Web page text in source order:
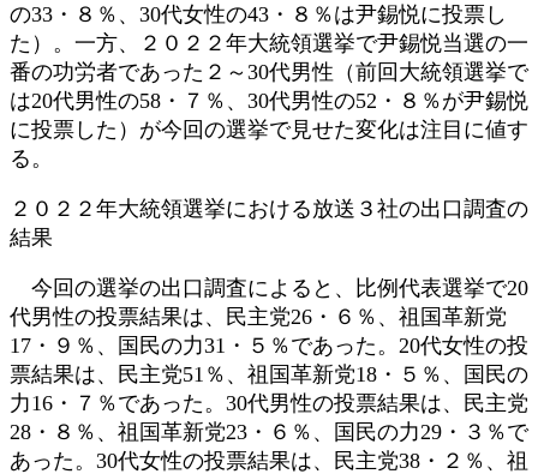
の33・８％、30代女性の43・８％は尹錫悦に投票し
た）。一方、２０２２年大統領選挙で尹錫悦当選の一
番の功労者であった２～30代男性（前回大統領選挙で
は20代男性の58・７％、30代男性の52・８％が尹錫悦
に投票した）が今回の選挙で見せた変化は注目に値す
る。
２０２２年大統領選挙における放送３社の出口調査の
結果
今回の選挙の出口調査によると、比例代表選挙で20
代男性の投票結果は、民主党26・６％、祖国革新党
17・９％、国民の力31・５％であった。20代女性の投
票結果は、民主党51％、祖国革新党18・５％、国民の
力16・７％であった。30代男性の投票結果は、民主党
28・８％、祖国革新党23・６％、国民の力29・３％で
あった。30代女性の投票結果は、民主党38・２％、祖